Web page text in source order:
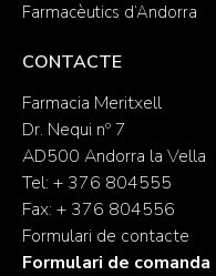
Farmacèutics d’Andorra
CONTACTE
Farmacia Meritxell
Dr. Nequi nº 7
AD500 Andorra la Vella
Tel: + 376 804555
Fax: + 376 804556
Formulari de contacte
Formulari de comanda